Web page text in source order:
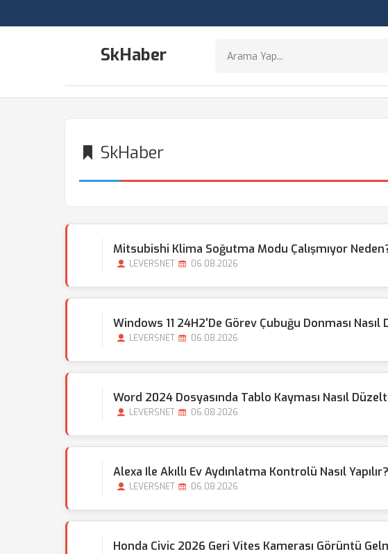
SkHaber
SkHaber
Mitsubishi Klima Soğutma Modu Çalışmıyor
LEVERSNET 06.08.2026
Windows 11 24H2'de Görev Çubuğu Donması Nasıl
LEVERSNET 06.08.2026
Word 2024 Dosyasında Tablo Kayması Nasıl
LEVERSNET 06.08.2026
Alexa Ile Akıllı Ev Aydınlatma Kontrolü Nasıl Yapılır?
LEVERSNET 06.08.2026
Honda Civic 2026 Geri Vites Kamerası Görüntü